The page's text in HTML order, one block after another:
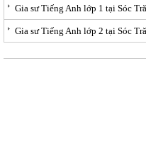
Gia sư Tiếng Anh lớp 1 tại Sóc
Gia sư Tiếng Anh lớp 2 tại Sóc